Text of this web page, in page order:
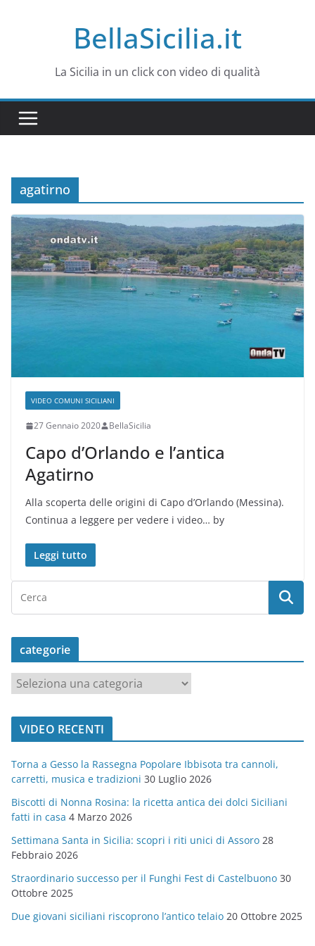
BellaSicilia.it
La Sicilia in un click con video di qualità
agatirno
VIDEO COMUNI SICILIANI
27 Gennaio 2020 BellaSicilia
Capo d’Orlando e l’antica
Agatirno
Alla scoperta delle origini di Capo d’Orlando (Messina).
Continua a leggere per vedere i video… by
Leggi tutto
categorie
t
o
r
i
e
VIDEO RECENTI
Torna a Gesso la Rassegna Popolare Ibbisota tra cannoli,
carretti, musica e tradizioni 30 Luglio 2026
Biscotti di Nonna Rosina: la ricetta antica dei dolci Siciliani
fatti in casa 4 Marzo 2026
Settimana Santa in Sicilia: scopri i riti unici di Assoro 28
Febbraio 2026
Straordinario successo per il Funghi Fest di Castelbuono 30
Ottobre 2025
Due giovani siciliani riscoprono l’antico telaio 20 Ottobre 2025